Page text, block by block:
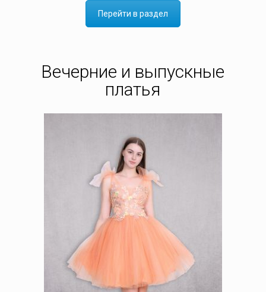
Перейти в раздел
Вечерние и выпускные
платья